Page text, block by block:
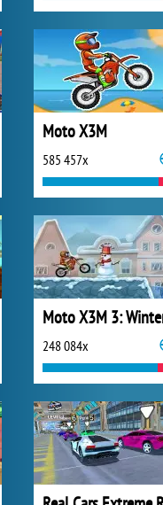
Moto X3M
585 457x
Moto X3M 3:
248 084x